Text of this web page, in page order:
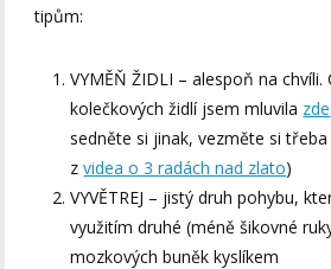
tipům:
VYMĚŇ ŽIDLI – alespoň na
kolečkových židlí jsem mluvila zde
sedněte si jinak, vezměte si
zvidea o 3 radách nad zlato)
VYVĚTREJ – jistý druh pohybu,
využitím druhé (méně šikovné
mozkových buněk kyslíkem